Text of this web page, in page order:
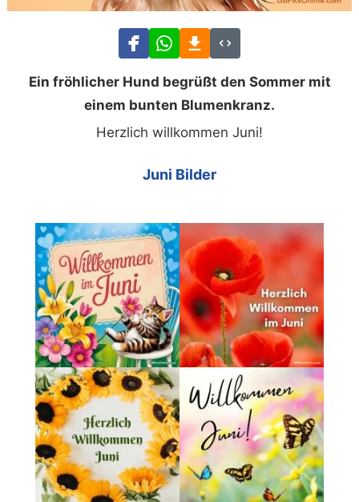
Ein fröhlicher Hund begrüßt den Sommer mit
einem bunten Blumenkranz.
Herzlich willkommen Juni!
Juni Bilder